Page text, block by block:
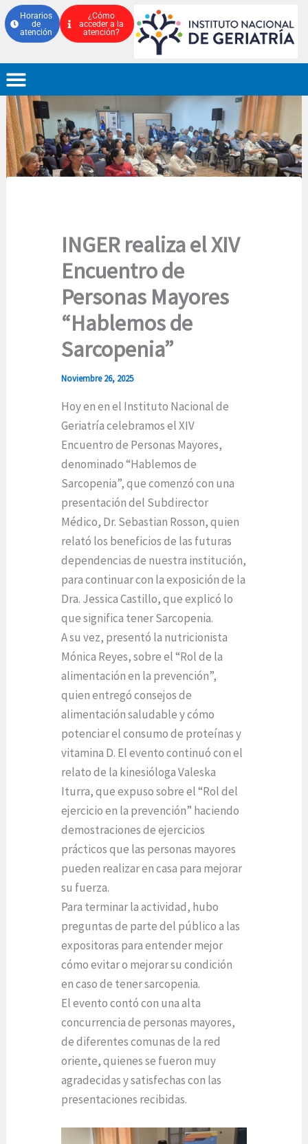
al
contenido
Horarios
de
atención
¿Cómo
acceder a la
atención?
INGER realiza el XIV
Encuentro de
Personas Mayores
“Hablemos de
Sarcopenia”
Noviembre 26, 2025
Hoy en en el Instituto Nacional de
Geriatría celebramos el XIV
Encuentro de Personas Mayores,
denominado “Hablemos de
Sarcopenia”, que comenzó con una
presentación del Subdirector
Médico, Dr. Sebastian Rosson, quien
relató los beneficios de las futuras
dependencias de nuestra institución,
para continuar con la exposición de la
Dra. Jessica Castillo, que explicó lo
que significa tener Sarcopenia.
A su vez, presentó la nutricionista
Mónica Reyes, sobre el “Rol de la
alimentación en la prevención”,
quien entregó consejos de
alimentación saludable y cómo
potenciar el consumo de proteínas y
vitamina D. El evento continuó con el
relato de la kinesióloga Valeska
Iturra, que expuso sobre el “Rol del
ejercicio en la prevención” haciendo
demostraciones de ejercicios
prácticos que las personas mayores
pueden realizar en casa para mejorar
su fuerza.
Para terminar la actividad, hubo
preguntas de parte del público a las
expositoras para entender mejor
cómo evitar o mejorar su condición
en caso de tener sarcopenia.
El evento contó con una alta
concurrencia de personas mayores,
de diferentes comunas de la red
oriente, quienes se fueron muy
agradecidas y satisfechas con las
presentaciones recibidas.